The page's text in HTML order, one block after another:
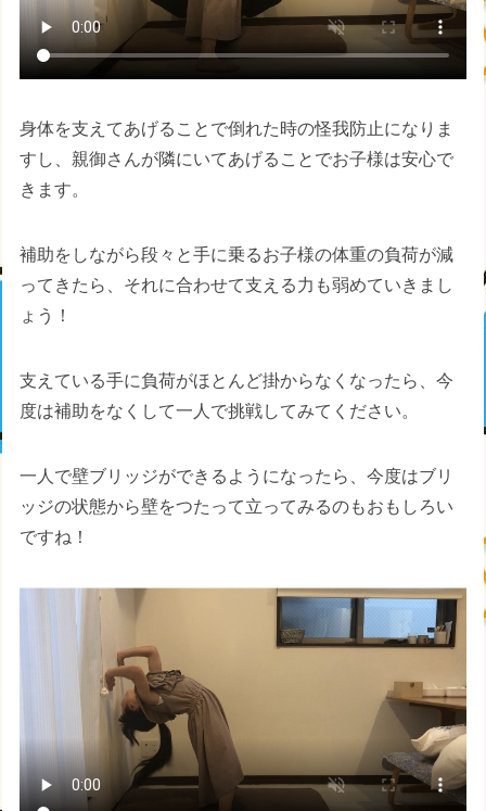
身体を支えてあげることで倒れた時の怪我防止になりま
すし、親御さんが隣にいてあげることでお子様は安心で
きます。
補助をしながら段々と手に乗るお子様の体重の負荷が減
ってきたら、それに合わせて支える力も弱めていきまし
ょう！
支えている手に負荷がほとんど掛からなくなったら、今
度は補助をなくして一人で挑戦してみてください。
一人で壁ブリッジができるようになったら、今度はブリ
ッジの状態から壁をつたって立ってみるのもおもしろい
ですね！